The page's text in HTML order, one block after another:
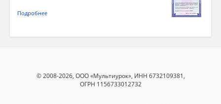
Подробнее
© 2008-2026, ООО «Мультиурок», ИНН 6732109381,
ОГРН 1156733012732